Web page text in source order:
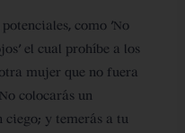
como ‘No
el cual prohíbe a los
mujer que no fuera
colocarás un
ciego; y temerás a tu